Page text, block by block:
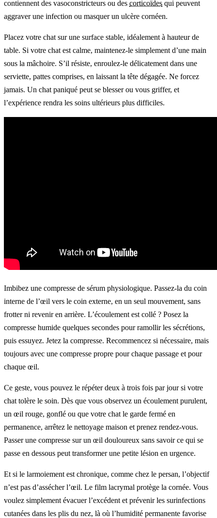
contiennent des vasoconstricteurs ou des corticoïdes qui peuvent
aggraver une infection ou masquer un ulcère cornéen.
Placez votre chat sur une surface stable, idéalement à hauteur de
table. Si votre chat est calme, maintenez-le simplement d’une main
sous la mâchoire. S’il résiste, enroulez-le délicatement dans une
serviette, pattes comprises, en laissant la tête dégagée. Ne forcez
jamais. Un chat paniqué peut se blesser ou vous griffer, et
l’expérience rendra les soins ultérieurs plus difficiles.
Imbibez une compresse de sérum physiologique. Passez-la du coin
interne de l’œil vers le coin externe, en un seul mouvement, sans
frotter ni revenir en arrière. L’écoulement est collé ? Posez la
compresse humide quelques secondes pour ramollir les sécrétions,
puis essuyez. Jetez la compresse. Recommencez si nécessaire, mais
toujours avec une compresse propre pour chaque passage et pour
chaque œil.
Ce geste, vous pouvez le répéter deux à trois fois par jour si votre
chat tolère le soin. Dès que vous observez un écoulement purulent,
un œil rouge, gonflé ou que votre chat le garde fermé en
permanence, arrêtez le nettoyage maison et prenez rendez-vous.
Passer une compresse sur un œil douloureux sans savoir ce qui se
passe en dessous peut transformer une petite lésion en urgence.
Et si le larmoiement est chronique, comme chez le persan, l’objectif
n’est pas d’assécher l’œil. Le film lacrymal protège la cornée. Vous
voulez simplement évacuer l’excédent et prévenir les surinfections
cutanées dans les plis du nez, là où l’humidité permanente favorise